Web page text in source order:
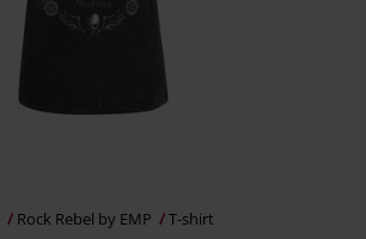
Rock Rebel by EMP T-shirt